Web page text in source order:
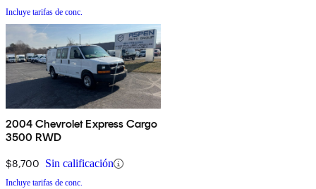
Incluye tarifas de conc.
2004 Chevrolet Express Cargo
3500 RWD
$8,700 Sin calificación
Incluye tarifas de conc.